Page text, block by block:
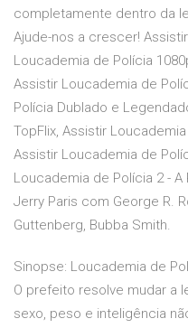
completamente dentro da
Ajude-nos a crescer!
Loucademia de Polícia
Assistir Loucademia de
Polícia Dublado e
TopFlix, Assistir
Assistir Loucademia de
Loucademia de Polícia 2 -
Jerry Paris com George R.
Guttenberg, Bubba Smith.
Sinopse: Loucademia de
O prefeito resolve mudar a
sexo, peso e inteligência